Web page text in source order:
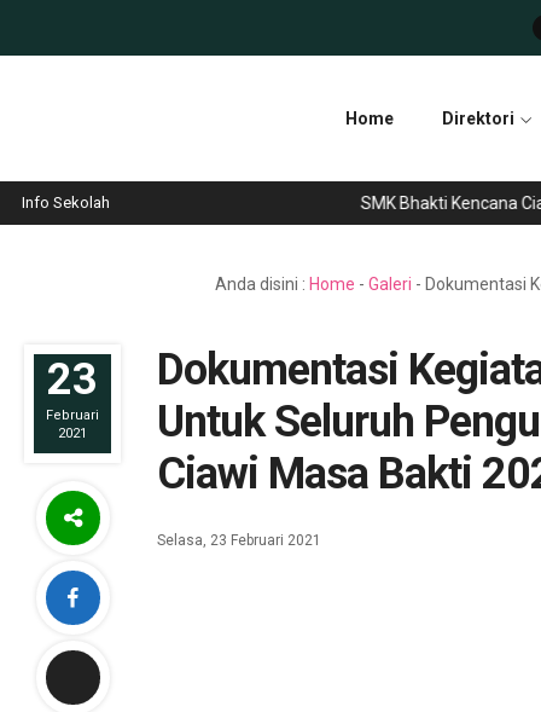
Home Direktori
Info Sekolah SMK Bhakti Kencana
Anda disini : Home - Galeri - Dokumentasi
23
Februari
2021
Dokumentasi
Untuk Seluruh
Ciawi Masa Bakti
Selasa, 23 Februari 2021